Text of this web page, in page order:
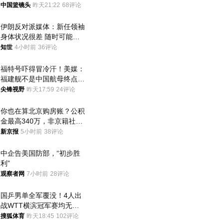
亚
中国篮镜头 昨天21:22 68评论
伊朗反对派媒体：新任领袖
身体状况很差 随时可能离
世
知世 4小时前 36评论
福特号吓得冒冷汗！美媒：
福建舰不是中国航母终点，
而是新起点！
尖锋视野 昨天17:59 24评论
你也在算北京购房账？公积
金最高340万，非京籍社保
1年
新京报 5小时前 38评论
中企告美国防部，“初步胜
利”
观察者网 7小时前 28评论
国乒男单全军覆没！4人出
战WTT横滨冠军赛均无缘
八强
搜狐体育 昨天18:45 102评论